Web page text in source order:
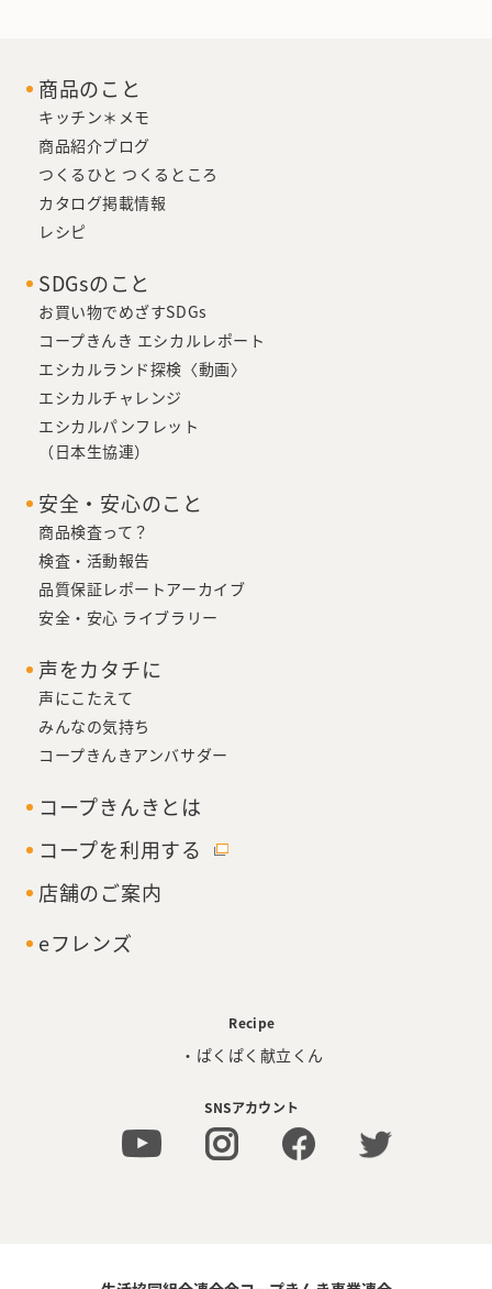
商品のこと
キッチン＊メモ
商品紹介ブログ
つくるひと つくるところ
カタログ掲載情報
レシピ
SDGsのこと
お買い物でめざすSDGs
コープきんき エシカルレポート
エシカルランド探検〈動画〉
エシカルチャレンジ
エシカルパンフレット
（日本生協連）
安全・安心のこと
商品検査って？
検査・活動報告
品質保証レポートアーカイブ
安全・安心 ライブラリー
声をカタチに
声にこたえて
みんなの気持ち
コープきんきアンバサダー
コープきんきとは
コープを利用する
店舗のご案内
eフレンズ
Recipe
・ぱくぱく献立くん
SNSアカウント